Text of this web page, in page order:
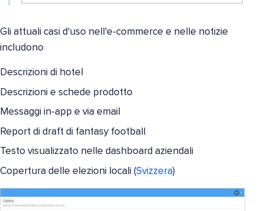
Gli attuali casi d'uso nell'e-commerce e nelle notizie
includono
Descrizioni di hotel
Descrizioni e schede prodotto
Messaggi in-app e via email
Report di draft di fantasy football
Testo visualizzato nelle dashboard aziendali
Copertura delle elezioni locali (Svizzera)